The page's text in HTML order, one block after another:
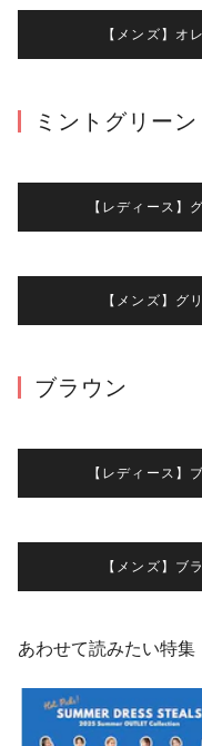
【メンズ】オ
ミントグリーン
【レディース】
【メンズ】グ
ブラウン
【レディース】
【メンズ】ブ
あわせて読みたい特集